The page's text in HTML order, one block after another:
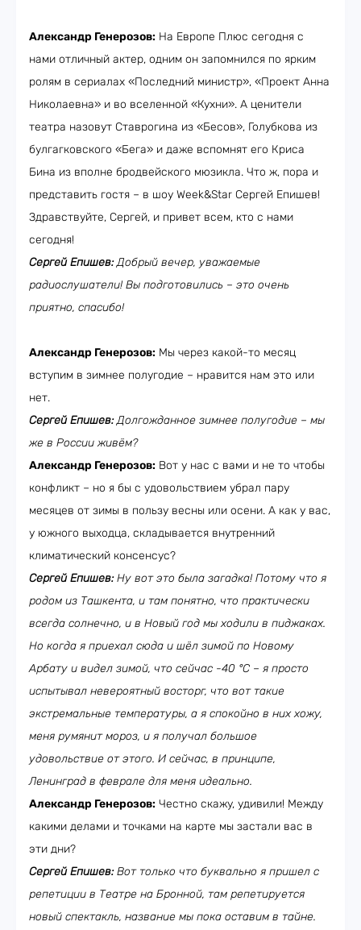
Александр Генерозов: На Европе Плюс сегодня с
нами отличный актер, одним он запомнился по ярким
ролям в сериалах «Последний министр», «Проект Анна
Николаевна» и во вселенной «Кухни». А ценители
театра назовут Ставрогина из «Бесов», Голубкова из
булгагковского «Бега» и даже вспомнят его Криса
Бина из вполне бродвейского мюзикла. Что ж, пора и
представить гостя – в шоу Week&Star Сергей Епишев!
Здравствуйте, Сергей, и привет всем, кто с нами
сегодня!
Сергей Епишев:Добрый вечер, уважаемые
радиослушатели! Вы подготовились – это очень
приятно, спасибо!
Александр Генерозов: Мы через какой-то месяц
вступим в зимнее полугодие – нравится нам это или
нет.
Сергей Епишев:Долгожданное зимнее полугодие – мы
же в России живём?
Александр Генерозов: Вот у нас с вами и не то чтобы
конфликт – но я бы с удовольствием убрал пару
месяцев от зимы в пользу весны или осени. А как у вас,
у южного выходца, складывается внутренний
климатический консенсус?
Сергей Епишев:Ну вот это была загадка! Потому что я
родом из Ташкента, и там понятно, что практически
всегда солнечно, и в Новый год мы ходили в пиджаках.
Но когда я приехал сюда и шёл зимой по Новому
Арбату и видел зимой, что сейчас -40 °C – я просто
испытывал невероятный восторг, что вот такие
экстремальные температуры, а я спокойно в них хожу,
меня румянит мороз, и я получал большое
удовольствие от этого. И сейчас, в принципе,
Ленинград в феврале для меня идеально.
Александр Генерозов: Честно скажу, удивили! Между
какими делами и точками на карте мы застали вас в
эти дни?
Сергей Епишев:Вот только что буквально я пришел с
репетиции в Театре на Бронной, там репетируется
новый спектакль, название мы пока оставим в тайне.